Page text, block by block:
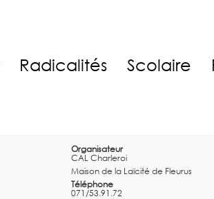
Radicalités Scolaire
Organisateur
CAL Charleroi
Maison de la Laïcité de Fleurus
Téléphone
071/53.91.72